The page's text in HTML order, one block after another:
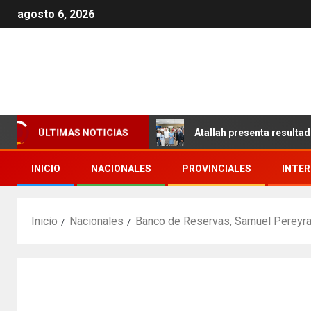
agosto 6, 2026
ÚLTIMAS NOTICIAS
Girasoles en el DN Atallah presenta resultados que
INICIO NACIONALES PROVINCIALES
Inicio Nacionales Banco de Reservas, Samuel